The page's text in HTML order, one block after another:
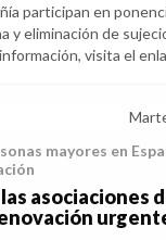
participan en
y eliminación de
visita el
mayores en
asociaciones